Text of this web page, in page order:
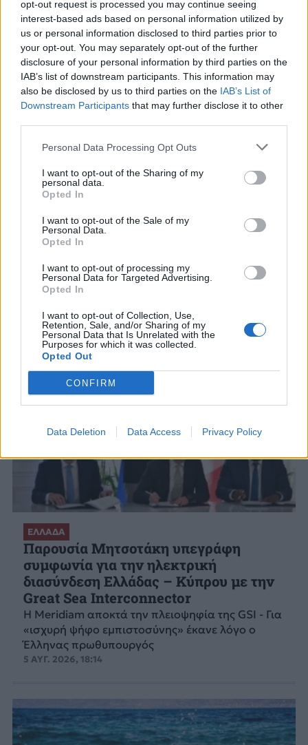
opt-out request is processed you may continue seeing
interest-based ads based on personal information utilized by
us or personal information disclosed to third parties prior to
your opt-out. You may separately opt-out of the further
disclosure of your personal information by third parties on the
IAB’s list of downstream participants. This information may
also be disclosed by us to third parties on the IAB’s List of
Downstream Participants that may further disclose it to other
Personal Data Processing Opt Outs
I want to opt-out of the Sharing of my
personal data.
Opted In
I want to opt-out of the Sale of my
Personal Data.
Opted In
I want to opt-out of processing my
Personal Data for Targeted Advertising.
Opted In
I want to opt-out of Collection, Use,
Retention, Sale, and/or Sharing of my
Personal Data that Is Unrelated with the
Purposes for which it was collected.
Opted Out
CONFIRM
Data Deletion Data Access Privacy Policy
ΕΛΛΑΔΑ
Καιρός σήμερα: Ισχυροί άνεμοι με
υψηλές θερμοκρασίες – Δείτε
αναλυτικά
Μετεωρολογική Υπηρεσία
6 ΑΥΓ. 2026, 04:23
ΕΛΛΑΔΑ
Παρουσία Μητσοτάκη υπεγράφη
συμφωνία για την ηλεκτρική
διασύνδεση Ελλάδας – Κύπρου με την
Great Sea Interconnector
Η Meridiam αποκτά την πλειοψηφία της GSI - Για
«ισχυρή ψήφο εμπιστοσύνης» έκανε λόγο ο
Έλληνας πρωθυπουργός
5 ΑΥΓ. 2026, 18:14